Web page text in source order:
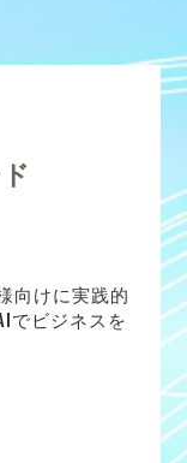
向けに実践的
でビジネスを